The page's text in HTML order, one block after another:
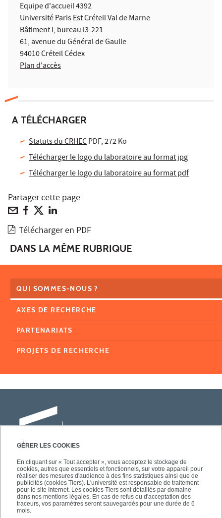
GÉRER LES COOKIES
En cliquant sur « Tout accepter », vous acceptez le stockage de
cookies, autres que essentiels et fonctionnels, sur votre appareil pour
réaliser des mesures d'audience à des fins statistiques ainsi que de
publicités (cookies Tiers). L'université est responsable de traitement
pour le site Internet. Les cookies Tiers sont détaillés par domaine
dans nos mentions légales. En cas de refus ou d'acceptation des
traceurs, vos paramètres seront sauvegardés pour une durée de 6
mois.
Equipe d'accueil 4392
Université Paris Est Créteil Val de Marne
Bâtiment i, bureau i3-221
61, avenue du Général de Gaulle
94010 Créteil Cédex
Plan d'accès
A TÉLÉCHARGER
Statuts du CRHECPDF, 272 Ko
Télécharger le logo du laboratoire au format jpg
Télécharger le logo du laboratoire au format pdf
Partager cette page
Télécharger en PDF
DANS LA MÊME RUBRIQUE
QUI SOMMES-NOUS ?
AXES DE RECHERCHE
PARTENARIATS
PROJETS DE RECHERCHE
Université Paris-Est Créteil
Faculté des lettres, langues et sciences
humaines
61, avenue du Général de Gaulle